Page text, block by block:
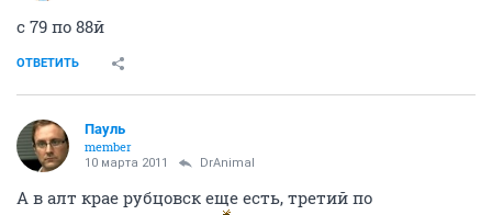
с 79 по 88й
ОТВЕТИТЬ
Пауль
member
10 марта 2011 DrAnimal
А в алт крае рубцовск еще есть, третий по